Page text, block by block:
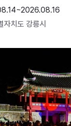
자치도 강릉시